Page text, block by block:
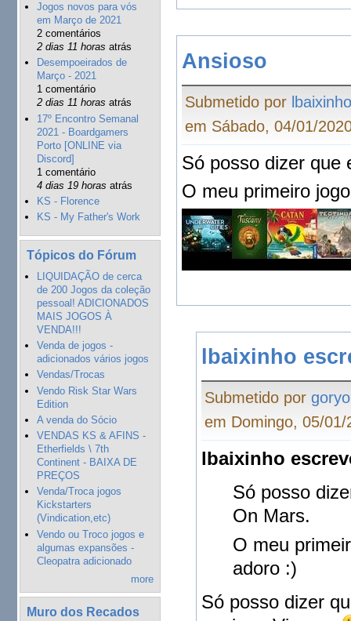
Jogos novos para vós
em Março de 2021
2 comentários
2 dias 11 horas atrás
Desempoeirados de
Março - 2021
1 comentário
2 dias 11 horas atrás
17º Encontro Semanal
2021 - Boardgamers
Porto [ONLINE via
Discord]
1 comentário
4 dias 19 horas atrás
KS - Florence
KS - My Father's Work
Tópicos do Fórum
LIQUIDAÇÃO de cerca
de 200 Jogos da coleção
pessoal! ADICIONADOS
MAIS JOGOS À
VENDA!!!
Venda de jogos -
adicionados vários jogos
Vendas/Trocas
Vendo Risk Star Wars
Edition
A venda do Sócio
VENDAS KS & AFINS -
Etherfields \ 7th
Continent - BAIXA DE
PREÇOS
Venda/Troca jogos
Kickstarters
(Vindication,etc)
Vendo ou Troco jogos e
algumas expansões -
Cleopatra adicionado
more
Muro dos Recados
Ansioso
Submetido por
em Sábado, 04/01/
Só posso dizer que
O meu primeiro
lbaixinho
Submetido por
em Domingo, 05/
lbaixinho
Só posso
On Mars.
O meu
adoro :)
Só posso dizer